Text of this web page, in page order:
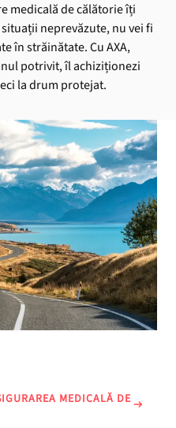
medicală de călătorie îți
neprevăzute, nu vei fi
în străinătate. Cu AXA,
potrivit, îl achiziționezi
la drum protejat.
MEDICALĂ DE